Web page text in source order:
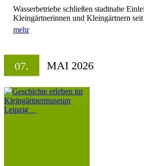
Wasserbetriebe schließen stadtnahe
Kleingärtnerinnen und Kleingärtnern
mehr
07. MAI 2026